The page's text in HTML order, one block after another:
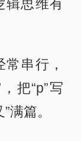
辑思维有
串行，
把“p”写
满篇。